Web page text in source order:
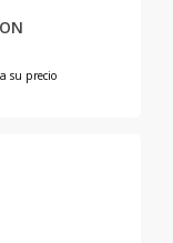
su precio